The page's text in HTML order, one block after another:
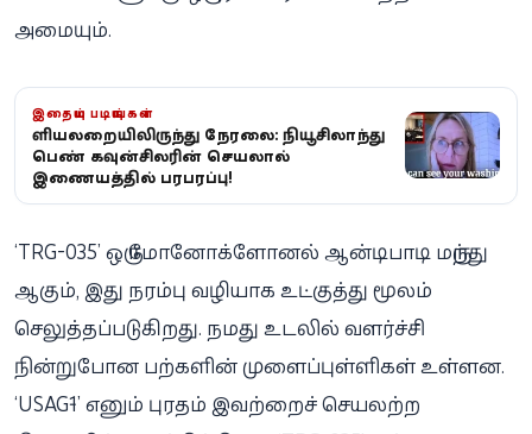
அமையும்.
இதையும் படியுங்கள்
குளியலறையிலிருந்து நேரலை: நியூசிலாந்து
பெண் கவுன்சிலரின் செயலால்
இணையத்தில் பரபரப்பு!
‘TRG-035’ ஒரு மோனோக்ளோனல் ஆன்டிபாடி மருந்து
ஆகும், இது நரம்பு வழியாக உட்குத்து மூலம்
செலுத்தப்படுகிறது. நமது உடலில் வளர்ச்சி
நின்றுபோன பற்களின் முளைப்புள்ளிகள் உள்ளன.
‘USAG-1’ எனும் புரதம் இவற்றைச் செயலற்ற